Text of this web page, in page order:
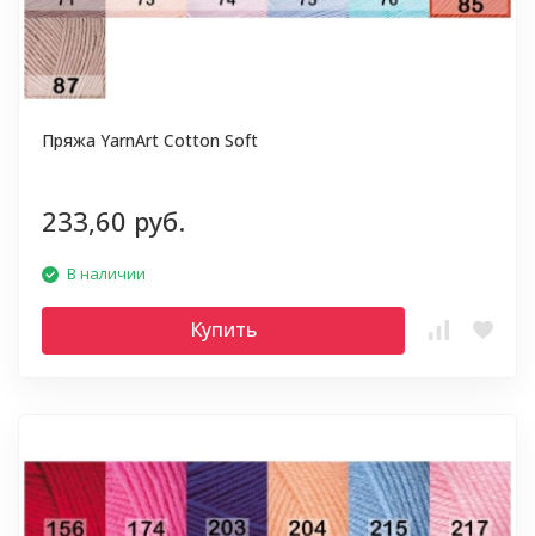
Пряжа YarnArt Cotton Soft
233,60 руб.
В наличии
Купить